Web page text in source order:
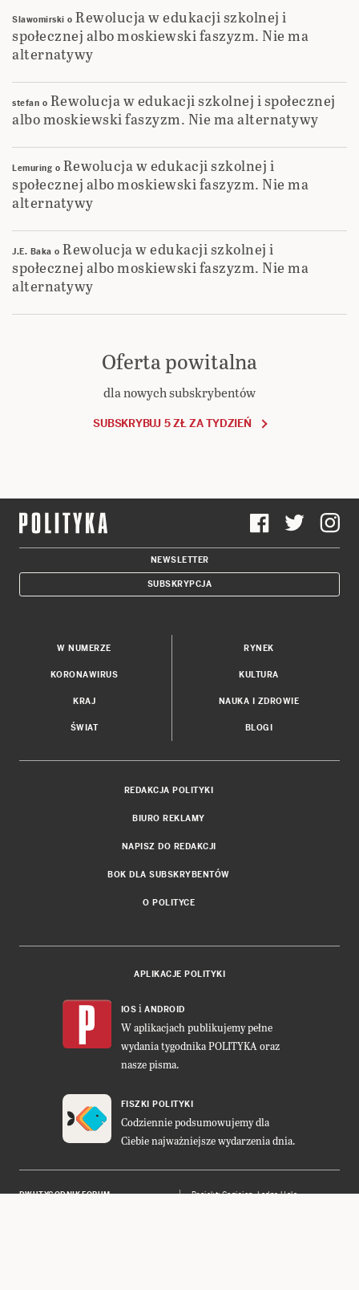
Slawomirski o Rewolucja w edukacji szkolnej i
społecznej albo moskiewski faszyzm. Nie ma
alternatywy
stefan o Rewolucja w edukacji szkolnej i społecznej
albo moskiewski faszyzm. Nie ma alternatywy
Lemuring o Rewolucja w edukacji szkolnej i
społecznej albo moskiewski faszyzm. Nie ma
alternatywy
J.E. Baka o Rewolucja w edukacji szkolnej i
społecznej albo moskiewski faszyzm. Nie ma
alternatywy
Oferta powitalna
dla nowych subskrybentów
SUBSKRYBUJ 5 ZŁ ZA TYDZIEŃ
NEWSLETTER
SUBSKRYPCJA
W NUMERZE
KORONAWIRUS
KRAJ
ŚWIAT
RYNEK
KULTURA
NAUKA I ZDROWIE
BLOGI
REDAKCJA POLITYKI
BIURO REKLAMY
NAPISZ DO REDAKCJI
BOK DLA SUBSKRYBENTÓW
O POLITYCE
APLIKACJE POLITYKI
IOS i ANDROID
W aplikacjach publikujemy pełne
wydania tygodnika POLITYKA oraz
nasze pisma.
FISZKI POLITYKI
Codziennie podsumowujemy dla
Ciebie najważniejsze wydarzenia dnia.
DWUTYGODNIK FORUM Projekt:Cogision,Ładne Halo